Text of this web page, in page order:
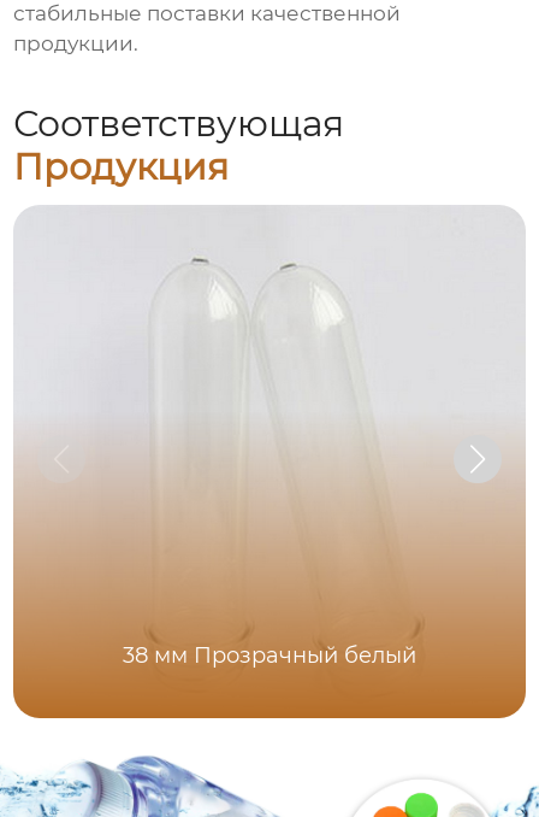
стабильные поставки качественной
продукции.
Соответствующая
Продукция
38 мм Прозрачный белый